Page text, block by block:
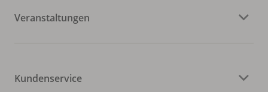
Veranstaltungen
Kundenservice